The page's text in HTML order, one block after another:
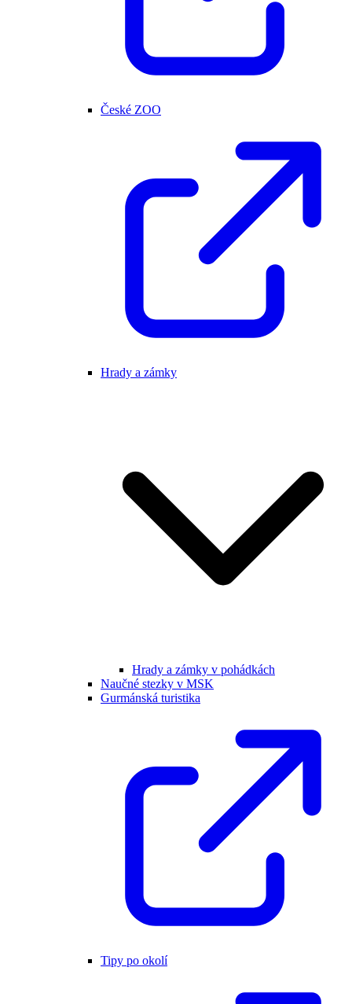
České ZOO
Hrady a zámky
Hrady a zámky v pohádkách
Naučné stezky v MSK
Gurmánská turistika
Tipy po okolí